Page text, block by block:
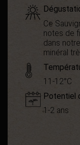
Ce
notes de
dans
minéral
11-12°C
Potentiel
1-2 ans